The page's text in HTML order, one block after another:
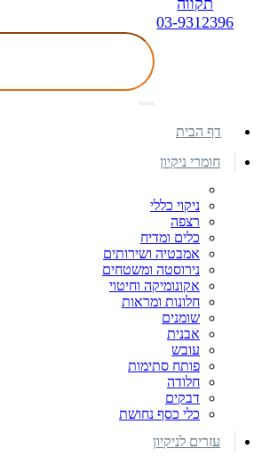
תקווה
03-9312396
דף הבית
חומרי ניקיון
ניקוי כללי
רצפה
כלים ומדיח
אמבטיה ושירותים
נירוסטה ומשטחים
אקונומיקה וחיטוי
חלונות ומראות
שומנים
אבנית
עובש
פותח סתימות
חלודה
דבקים
כלי כסף נחושת
עזרים לניקיון